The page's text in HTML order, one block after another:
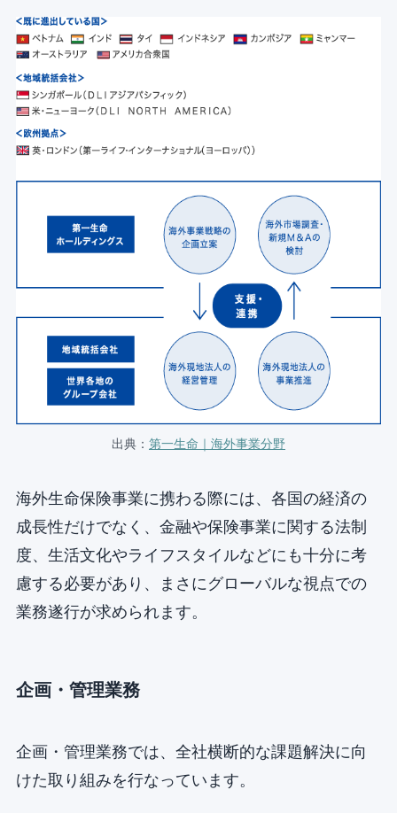
出典： 第一生命｜海外事業分野
海外生命保険事業に携わる際には、各国の経済の
成長性だけでなく、金融や保険事業に関する法制
度、生活文化やライフスタイルなどにも十分に考
慮する必要があり、まさにグローバルな視点での
業務遂行が求められます。
企画・管理業務
企画・管理業務では、全社横断的な課題解決に向
けた取り組みを行なっています。